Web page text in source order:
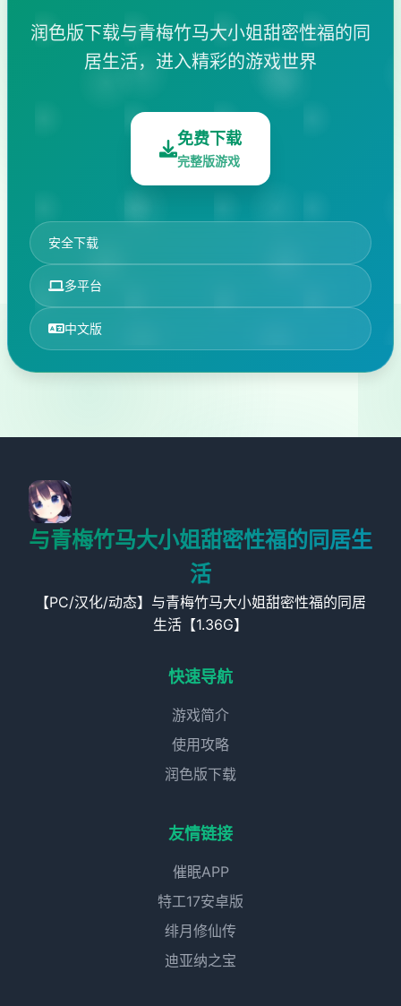
润色版下载与青梅竹马大小姐甜密性福的同
居生活，进入精彩的游戏世界
免费下载
完整版游戏
安全下载
多平台
中文版
与青梅竹马大小姐甜密性福的同居生
活
【PC/汉化/动态】与青梅竹马大小姐甜密性福的同居
生活【1.36G】
快速导航
游戏简介
使用攻略
润色版下载
友情链接
催眠APP
特工17安卓版
绯月修仙传
迪亚纳之宝